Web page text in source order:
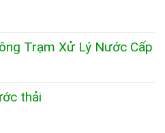
Trạm Xử Lý Nước Cấp
thải